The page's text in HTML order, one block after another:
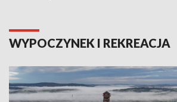
WYPOCZYNEK I REKREACJA